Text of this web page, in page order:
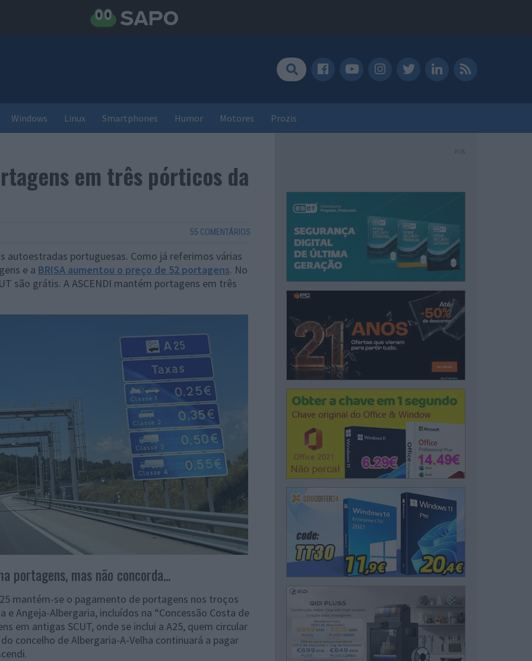
Windows Linux Smartphones Humor Motores Prozis
em três pórticos da
55 COMENTÁRIOS
autoestradas portuguesas. Como já referimos várias
e a BRISA aumentou o preço de 52 portagens. No
são grátis. A ASCENDI mantém portagens em três
portagens, mas não concorda...
mantém-se o pagamento de portagens nos troços
e Angeja-Albergaria, incluídos na “Concessão Costa de
em antigas SCUT, onde se inclui a A25, quem circular
concelho de Albergaria-A-Velha continuará a pagar
PUB